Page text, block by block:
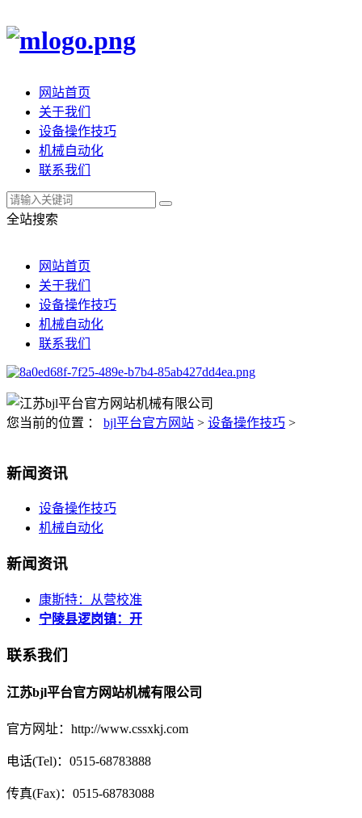
网站首页
关于我们
设备操作技巧
机械自动化
联系我们
全站搜索
网站首页
关于我们
设备操作技巧
机械自动化
联系我们
您当前的位置 ： bjl平台官方网站 > 设备操作技巧 >
新闻资讯
设备操作技巧
机械自动化
新闻资讯
康斯特：从营校准
宁陵县逻岗镇：开
联系我们
江苏bjl平台官方网站机械有限公司
官方网址：http://www.cssxkj.com
电话(Tel)：0515-68783888
传真(Fax)：0515-68783088